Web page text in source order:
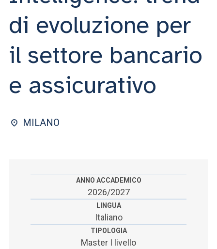
SEI UN DOCENTE O UN MEMBRO DELLO STAFF
ACCEDI A CLOUDMAIL
di evoluzione per
il settore bancario
e assicurativo
MILANO
ANNO ACCADEMICO
2026/2027
LINGUA
Italiano
TIPOLOGIA
Master I livello